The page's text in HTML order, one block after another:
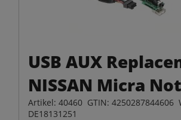
USB AUX
NISSAN Micra
Artikel: 40460 GTIN: 4250287844606
DE18131251